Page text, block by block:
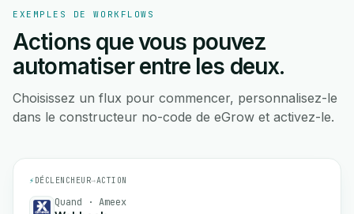
EXEMPLES DE WORKFLOWS
Actions que vous pouvez
automatiser entre les deux.
Choisissez un flux pour commencer, personnalisez-le
dans le constructeur no-code de eGrow et activez-le.
⚡ DÉCLENCHEUR→ACTION
Quand · Ameex